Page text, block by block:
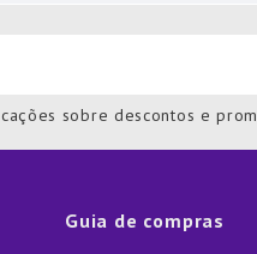
sobre descontos e
Guia de compras